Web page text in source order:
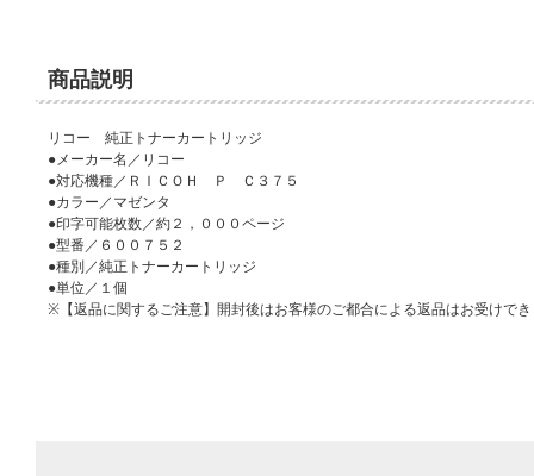
商品説明
リコー 純正トナーカートリッジ
●メーカー名／リコー
●対応機種／ＲＩＣＯＨ Ｐ Ｃ３７５
●カラー／マゼンタ
●印字可能枚数／約２，０００ページ
●型番／６００７５２
●種別／純正トナーカートリッジ
●単位／１個
※【返品に関するご注意】開封後はお客様のご都合による返品はお受けで